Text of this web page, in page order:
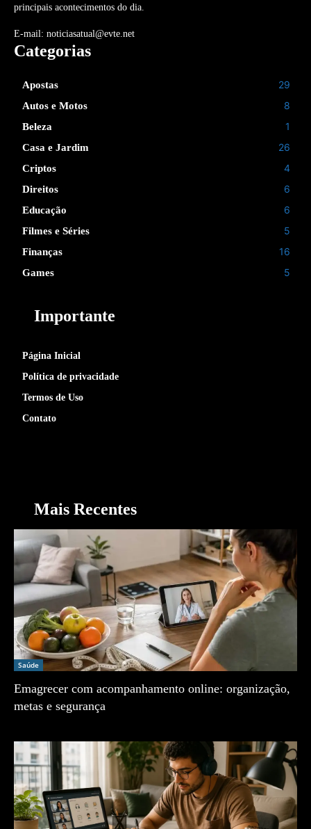
principais acontecimentos do dia.
E-mail: noticiasatual@evte.net
Categorias
Apostas 29
Autos e Motos 8
Beleza 1
Casa e Jardim 26
Criptos 4
Direitos 6
Educação 6
Filmes e Séries 5
Finanças 16
Games 5
Importante
Página Inicial
Política de privacidade
Termos de Uso
Contato
Mais Recentes
Saúde
Emagrecer com acompanhamento online: organização,
metas e segurança